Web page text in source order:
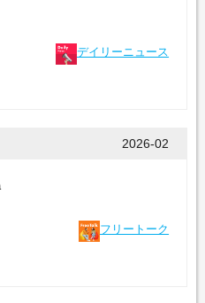
デイリーニュース
2026-02
フリートーク